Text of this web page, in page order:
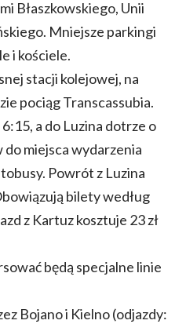
Błaszkowskiego, Unii
Mniejsze parkingi
i kościele.
stacji kolejowej, na
pociąg Transcassubia.
a do Luzina dotrze o
do miejsca wydarzenia
Powrót z Luzina
bilety według
z Kartuz kosztuje 23 zł
będą specjalne linie
Bojano i Kielno (odjazdy: